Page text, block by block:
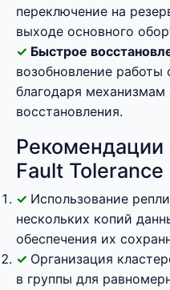
переключение на
выходе основного
Быстрое
возобновление
благодаря механизмам
восстановления.
Fault Tolerance
Использование
нескольких копий
обеспечения их
Организация
в группы для